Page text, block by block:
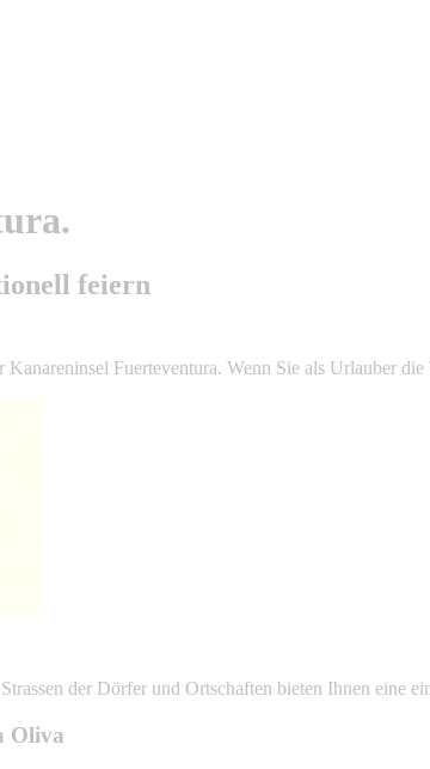
feiern
Fuerteventura. Wenn Sie als Urlauber
der Dörfer und Ortschaften bieten Ihnen eine
Oliva